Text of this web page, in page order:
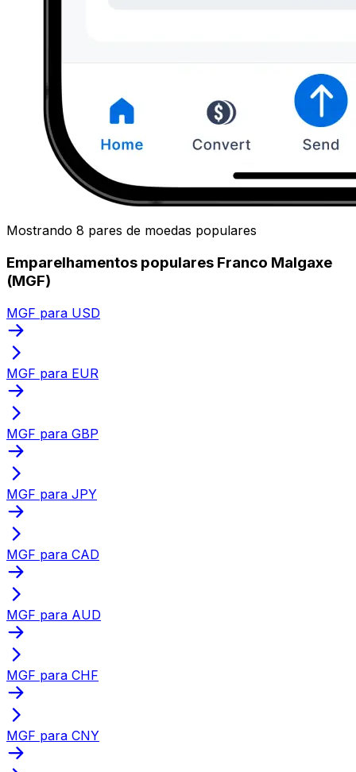
Mostrando 8 pares de moedas populares
Emparelhamentos populares Franco Malgaxe
(MGF)
MGF para USD
MGF para EUR
MGF para GBP
MGF para JPY
MGF para CAD
MGF para AUD
MGF para CHF
MGF para CNY